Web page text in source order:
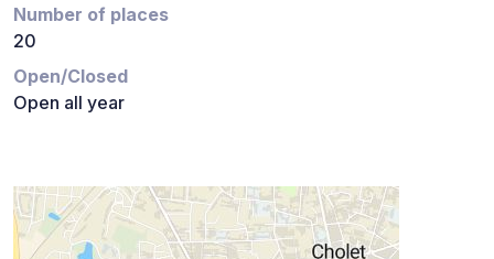
Number of places
20
Open/Closed
Open all year